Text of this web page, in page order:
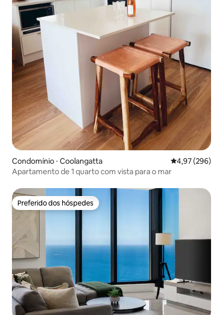
Condomínio ⋅ Coolangatta 4,97 de uma
4,97 (296)
Apartamento de 1 quarto com vista para o mar
Preferido dos hóspedes
Preferido dos hóspedes